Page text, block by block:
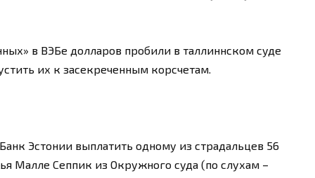
в ВЭБе долларов пробили в таллиннском суде
их к засекреченным корсчетам.
Эстонии выплатить одному из страдальцев 56
Малле Сеппик из Окружного суда (по слухам –